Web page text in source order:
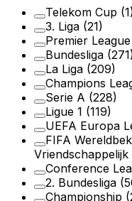
Telekom Cup
3. Liga (21)
Premier League
Bundesliga
La Liga (209)
Champions
Serie A (228)
Ligue 1 (119)
UEFA Europa
FIFA
Vriendschappelijk
Conference
2. Bundesliga
Championship